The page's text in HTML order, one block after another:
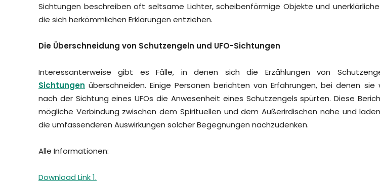
Sichtungen beschreiben oft seltsame Lichter, scheibenförmige Objekte und
die sich herkömmlichen Erklärungen entziehen.
Die Überschneidung von Schutzengeln und UFO-Sichtungen
Interessanterweise gibt es Fälle, in denen sich die Erzählungen von
Sichtungen überschneiden. Einige Personen berichten von Erfahrungen, bei denen sie
nach der Sichtung eines UFOs die Anwesenheit eines Schutzengels spürten. Diese
mögliche Verbindung zwischen dem Spirituellen und dem Außerirdischen nahe und
die umfassenderen Auswirkungen solcher Begegnungen nachzudenken.
Alle Informationen:
Download Link 1.